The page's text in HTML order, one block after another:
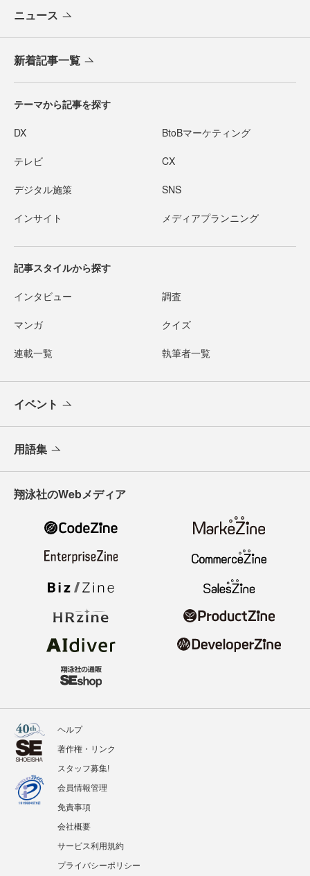
ニュース
新着記事一覧
テーマから記事を探す
DX BtoBマーケティング
テレビ CX
デジタル施策 SNS
インサイト メディアプランニング
記事スタイルから探す
インタビュー 調査
マンガ クイズ
連載一覧 執筆者一覧
イベント
用語集
翔泳社のWebメディア
ヘルプ
著作権・リンク
スタッフ募集!
会員情報管理
免責事項
会社概要
サービス利用規約
プライバシーポリシー